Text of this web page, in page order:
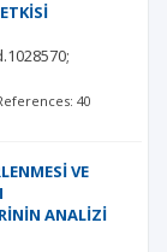
40
VE
ANALİZİ